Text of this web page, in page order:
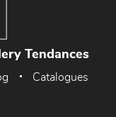
Tendances
Catalogues